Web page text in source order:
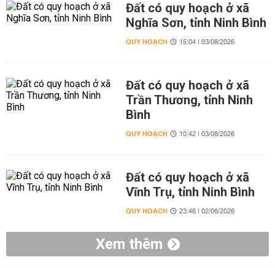
Đất có quy hoạch ở xã
Nghĩa Sơn, tỉnh Ninh Bình
QUY HOẠCH 15:04 | 03/08/2026
Đất có quy hoạch ở xã
Trần Thương, tỉnh Ninh
Bình
QUY HOẠCH 10:42 | 03/08/2026
Đất có quy hoạch ở xã
Vĩnh Trụ, tỉnh Ninh Bình
QUY HOẠCH 23:46 | 02/08/2026
Xem thêm